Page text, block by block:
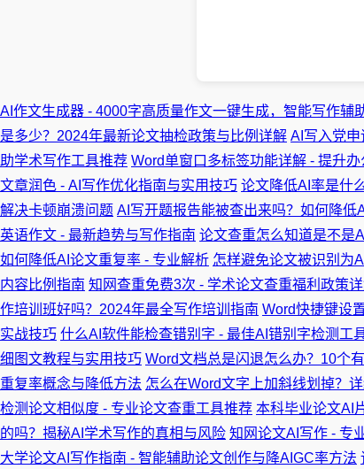
AI作文生成器 - 4000字高质量作文一键生成，智能写作辅
是多少？2024年最新论文抽检政策与比例详解 AI写入党
助学术写作工具推荐 Word单窗口多标签功能详解 - 提升
文章润色 - AI写作优化指南与实用技巧 论文降低AI率是什
解决卡顿崩溃问题 AI写开题报告能被查出来吗？如何降低
英语作文 - 最新趋势与写作指南 论文查重怎么知道是不是
如何降低AI论文重复率 - 专业解析 怎样避免论文被识别为
内容比例指南 知网查重免费3次 - 学术论文查重福利政策
作培训班好吗？2024年最全写作培训指南 Word快捷键设
实战技巧 什么AI软件能检查错别字 - 最佳AI错别字检测工
细图文教程与实用技巧 Word文档总是闪退怎么办？10个
重复率概念与降低方法 怎么在Word文字上加斜线划掉？
检测论文相似度 - 专业论文查重工具推荐 本科毕业论文AI
的吗？揭秘AI学术写作的真相与风险 知网论文AI写作 - 专
大学论文AI写作指南 - 智能辅助论文创作与降AIGC率方法